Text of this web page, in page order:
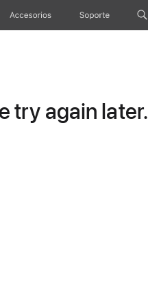
Accesorios Soporte
try again later.